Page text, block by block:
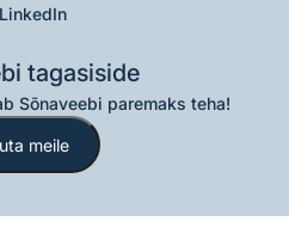
LinkedIn
tagasiside
Sõnaveebi paremaks teha!
meile